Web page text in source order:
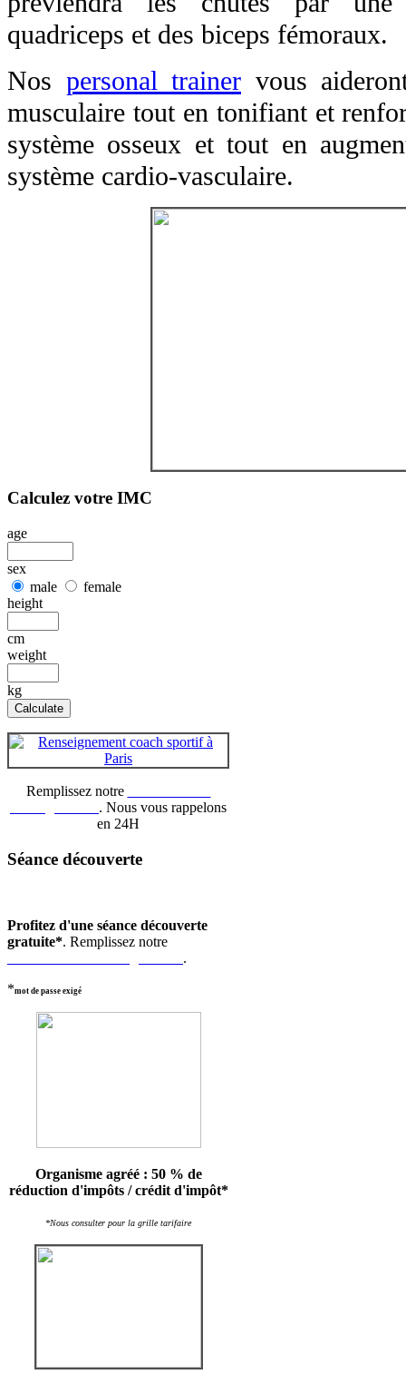
quadriceps et des biceps fémoraux.
Nos personal trainer vous
musculaire tout en tonifiant et
système osseux et tout en
système cardio-vasculaire.
Calculez votre IMC
age
sex
male
female
height
cm
weight
kg
Remplissez notre
. Nous vous rappelons
en 24H
Séance découverte
Profitez d'une séance découverte
gratuite*. Remplissez notre
.
*mot de passe exigé
Organisme agréé : 50 % de
réduction d'impôts / crédit d'impôt*
*Nous consulter pour la grille tarifaire